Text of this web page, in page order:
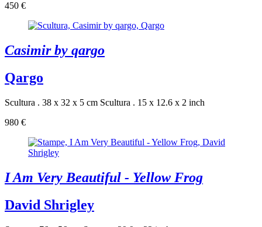
450 €
Casimir by qargo
Qargo
Scultura . 38 x 32 x 5 cm Scultura . 15 x 12.6 x 2 inch
980 €
I Am Very Beautiful - Yellow Frog
David Shrigley